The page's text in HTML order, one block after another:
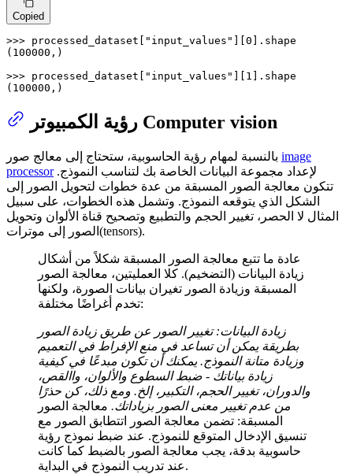
Copied
>>> processed_dataset[ "input_values" 0 ].shape
( 100000 ,)
>>> processed_dataset[ "input_values" 1 ].shape
( 100000 ,)
رؤية الكمبيوتر Computer vision
image
processorلإعداد مجموعة البيانات الخاصة بك لتناسب النموذج.
تتكون معالجة الصور المسبقة من عدة خطوات لتحويل الصور إلى
الشكل الذي يتوقعه النموذج. وتشمل هذه الخطوات، على سبيل
المثال لا الحصر، تغيير الحجم والتطبيع وتصحيح قناة الألوان وتحويل
الصور إلى موترات(tensors).
عادة ما تتبع معالجة الصور المسبقة شكلاً من أشكال
زيادة البيانات (التضخيم). كلا العمليتين، معالجة الصور
المسبقة وزيادة الصور تغيران بيانات الصورة، ولكنها
تخدم أغراضًا مختلفة:
زيادة البيانات: تغيير الصور عن طريق زيادة الصور
بطريقة يمكن أن تساعد في منع الإفراط في التعميم
وزيادة متانة النموذج. يمكنك أن تكون مبدعًا في كيفية
زيادة بياناتك - ضبط السطوع والألوان، واالقص،
والدوران، تغيير الحجم، التكبير، إلخ. ومع ذلك، كن حذرًا
من عدم تغيير معنى الصور بزياداتك. معالجة الصور
المسبقة: تضمن معالجة الصور اتتطابق الصور مع
تنسيق الإدخال المتوقع للنموذج. عند ضبط نموذج رؤية
حاسوبية بدقة، يجب معالجة الصور بالضبط كما كانت
عند تدريب النموذج في البداية.